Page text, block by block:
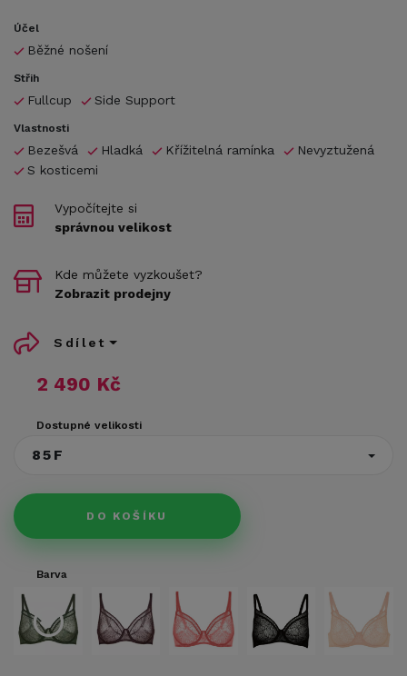
Účel
Běžné nošení
Střih
Fullcup Side Support
Vlastnosti
Bezešvá Hladká Křížitelná ramínka
Nevyztužená
S kosticemi
2 490 Kč
Dostupné velikosti
85F
DO KOŠÍKU
Vypočítejte si
správnou velikost
Kde můžete vyzkoušet?
Zobrazit prodejny
Sdílet
Barva